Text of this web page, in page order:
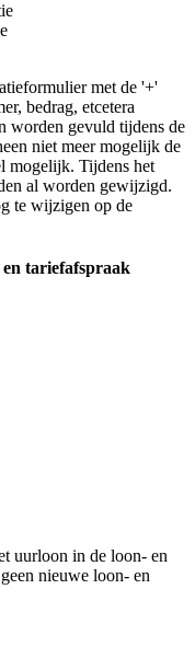
met de '+'
bedrag, etcetera
worden gevuld tijdens de
niet meer mogelijk de
mogelijk. Tijdens het
al worden gewijzigd.
te wijzigen op de
tariefafspraak
uurloon in de loon- en
nieuwe loon- en